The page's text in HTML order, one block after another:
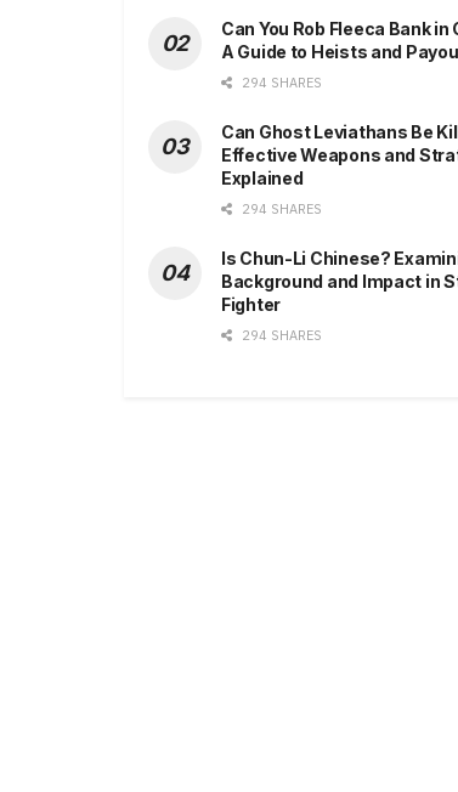
Can You Rob Fleeca Bank in
A Guide to Heists and
294 SHARES
Can Ghost Leviathans Be
Effective Weapons and
Explained
294 SHARES
Is Chun-Li Chinese?
Background and Impact in
Fighter
294 SHARES